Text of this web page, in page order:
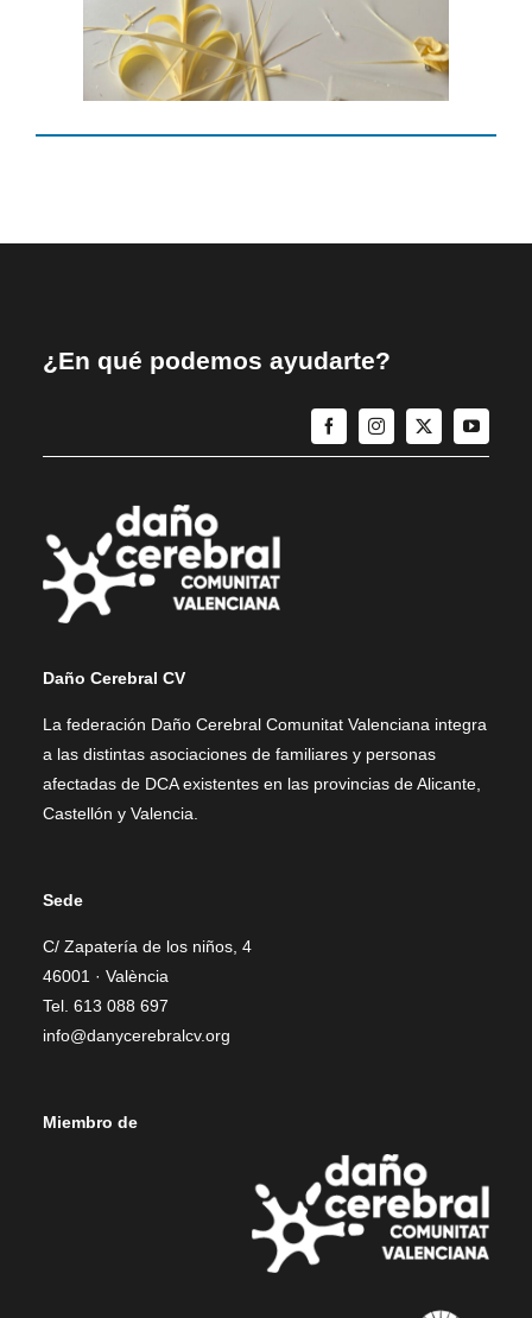
¿En qué podemos ayudarte?
Daño Cerebral CV
La federación Daño Cerebral Comunitat Valenciana integra
a las distintas asociaciones de familiares y personas
afectadas de DCA existentes en las provincias de Alicante,
Castellón y Valencia.
Sede
C/ Zapatería de los niños, 4
46001 · València
Tel. 613 088 697
info@danycerebralcv.org
Miembro de